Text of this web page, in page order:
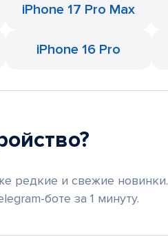
iPhone 17 Pro Max
iPhone 16 Pro
редкие и свежие новинки.
боте за 1 минуту.